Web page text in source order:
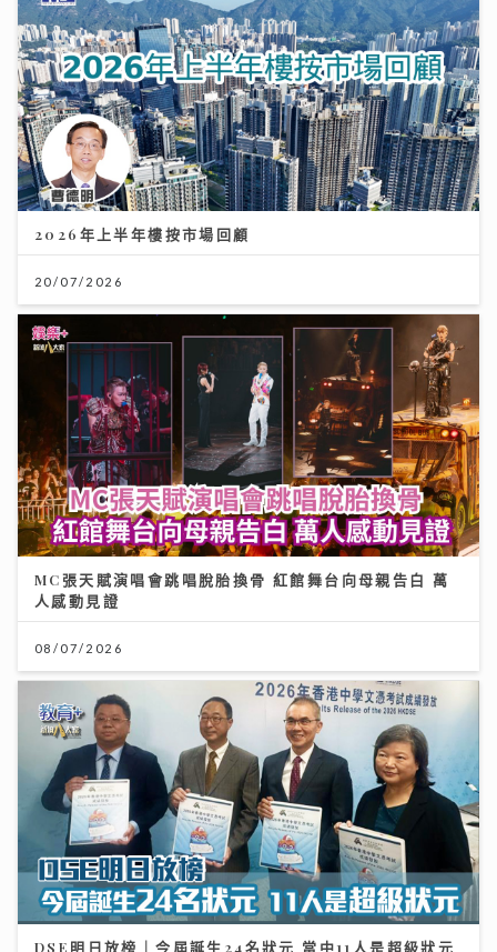
2026年上半年樓按市場回顧
20/07/2026
MC張天賦演唱會跳唱脫胎換骨 紅館舞台向母親告白 萬
人感動見證
08/07/2026
DSE明日放榜｜今屆誕生24名狀元 當中11人是超級狀元